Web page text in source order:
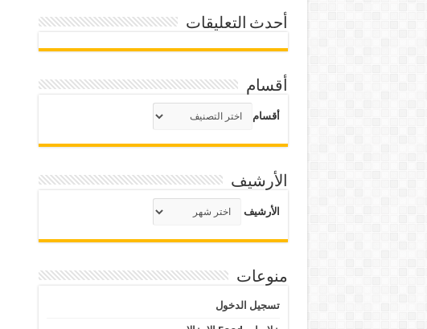
أحدث التعليقات
أقسام
أقسام
الأرشيف
الأرشيف
منوعات
تسجيل الدخول